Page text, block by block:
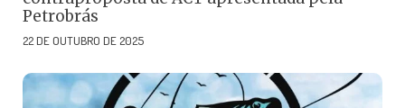
Petrobrás
22 DE OUTUBRO DE 2025